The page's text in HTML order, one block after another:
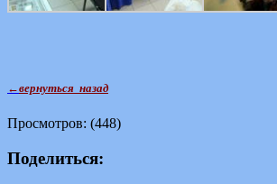
←вернуться назад
Просмотров: (448)
Поделиться: